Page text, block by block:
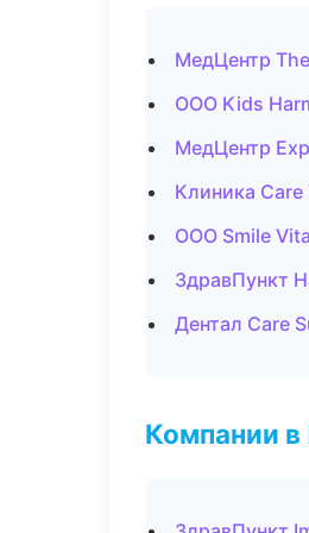
МедЦентр
ООО Kids
МедЦентр
Клиника
ООО Smile
ЗдравПункт
Дентал Care
Компании